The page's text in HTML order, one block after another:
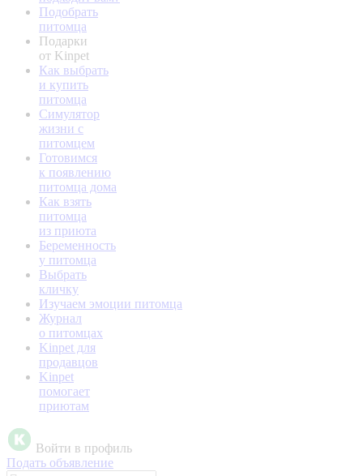
Подобрать
питомца
Подарки
от Kinpet
Как выбрать
и купить
питомца
Симулятор
жизни с
питомцем
Готовимся
к появлению
питомца дома
Как взять
питомца
из приюта
Беременность
у питомца
Выбрать
кличку
Изучаем эмоции питомца
Журнал
о питомцах
Kinpet для
продавцов
Kinpet
помогает
приютам
Войти в профиль
Подать объявление